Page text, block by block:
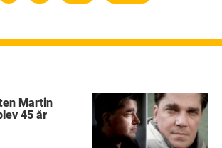
Martin
är död – blev 45 år